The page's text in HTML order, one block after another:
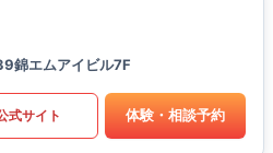
錦エムアイビル7F
式サイト 体験・相談予約